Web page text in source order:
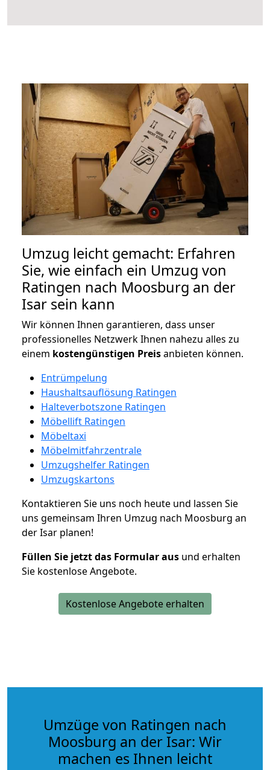
Umzug leicht gemacht: Erfahren
Sie, wie einfach ein Umzug von
Ratingen nach Moosburg an der
Isar sein kann
Wir können Ihnen garantieren, dass unser
professionelles Netzwerk Ihnen nahezu alles zu
einem kostengünstigen Preisanbieten können.
Entrümpelung
Haushaltsauflösung Ratingen
Halteverbotszone Ratingen
Möbellift Ratingen
Möbeltaxi
Möbelmitfahrzentrale
Umzugshelfer Ratingen
Umzugskartons
Kontaktieren Sie uns noch heute und lassen Sie
uns gemeinsam Ihren Umzug nach Moosburg an
der Isar planen!
Füllen Sie jetzt das Formular aus und erhalten
Sie kostenlose Angebote.
Kostenlose Angebote erhalten
Umzüge von Ratingen nach
Moosburg an der Isar: Wir
machen es Ihnen leicht